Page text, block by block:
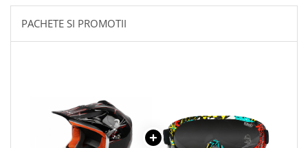
PACHETE SI PROMOTII